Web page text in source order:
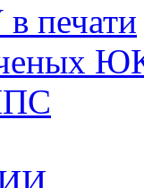
печати